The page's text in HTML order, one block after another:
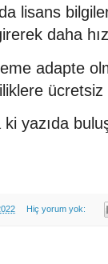
lisans
daha
adapte
ücretsiz
ki yazıda
Hiç yorum yok: